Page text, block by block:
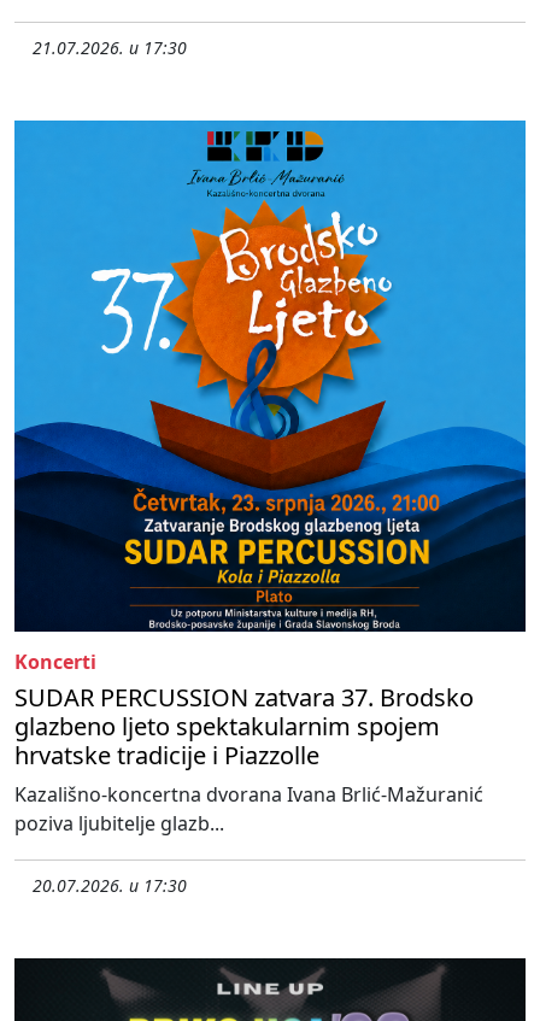
21.07.2026. u 17:30
Koncerti
SUDAR PERCUSSION zatvara 37. Brodsko
glazbeno ljeto spektakularnim spojem
hrvatske tradicije i Piazzolle
Kazališno-koncertna dvorana Ivana Brlić-Mažuranić
poziva ljubitelje glazb...
20.07.2026. u 17:30